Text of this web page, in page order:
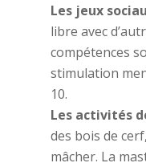
Les jeux
libre avec
compétences
stimulation
Les activités
des bois de
mâcher. La